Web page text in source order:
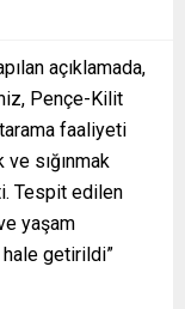
açıklamada,
Pençe-Kilit
faaliyeti
ve sığınmak
Tespit edilen
yaşam
getirildi”